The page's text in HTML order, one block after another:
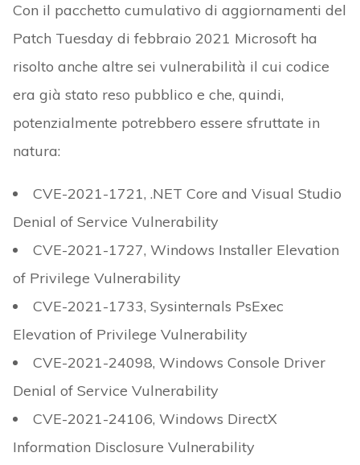
Con il pacchetto cumulativo di aggiornamenti del
Patch Tuesday di febbraio 2021 Microsoft ha
risolto anche altre sei vulnerabilità il cui codice
era già stato reso pubblico e che, quindi,
potenzialmente potrebbero essere sfruttate in
natura:
CVE-2021-1721, .NET Core and Visual Studio
Denial of Service Vulnerability
CVE-2021-1727, Windows Installer Elevation
of Privilege Vulnerability
CVE-2021-1733, Sysinternals PsExec
Elevation of Privilege Vulnerability
CVE-2021-24098, Windows Console Driver
Denial of Service Vulnerability
CVE-2021-24106, Windows DirectX
Information Disclosure Vulnerability